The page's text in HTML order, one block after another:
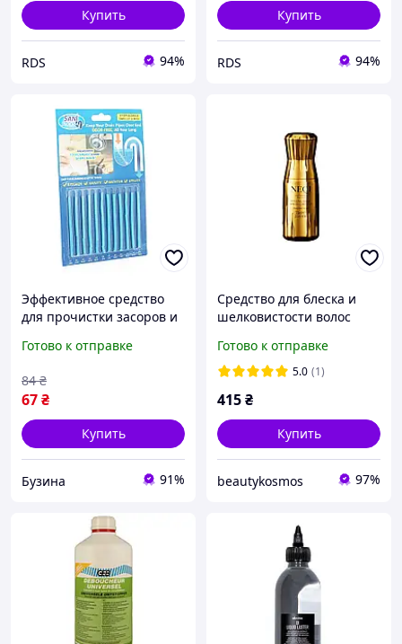
Купить
RDS 94%
Купить
RDS 94%
Эффективное средство
для прочистки засоров и
запахов в трубах Sani
Готово к отправке
67₴
84 ₴
Купить
Бузина 91%
Средство для блеска и
шелковистости волос
Styling Spray All 75 ml
Готово к отправке
5.0 (1)
415₴
Купить
beautykosmos 97%